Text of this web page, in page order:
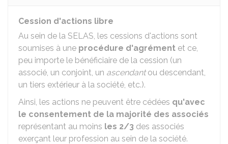
Cession d'actions libre
Au sein de la SELAS, les cessions d'actions sont
soumises à une procédure d'agrément et ce,
peu importe le bénéficiaire de la cession (un
associé, un conjoint, un ascendantou descendant,
un tiers extérieur à la société, etc.).
Ainsi, les actions ne peuvent être cédées qu'avec
le consentement de la majorité des associés
représentant au moins les 2/3 des associés
exerçant leur profession au sein de la société.